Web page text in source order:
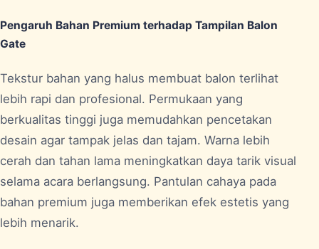
Pengaruh Bahan Premium terhadap Tampilan Balon
Gate
Tekstur bahan yang halus membuat balon terlihat
lebih rapi dan profesional. Permukaan yang
berkualitas tinggi juga memudahkan pencetakan
desain agar tampak jelas dan tajam. Warna lebih
cerah dan tahan lama meningkatkan daya tarik visual
selama acara berlangsung. Pantulan cahaya pada
bahan premium juga memberikan efek estetis yang
lebih menarik.